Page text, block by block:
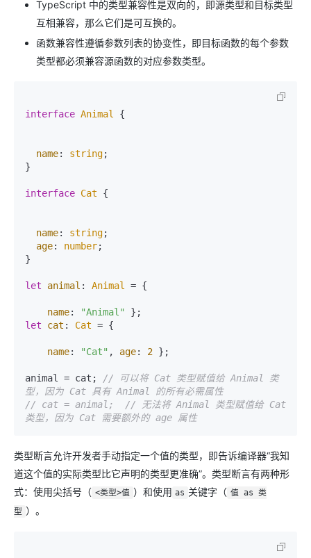
TypeScript 中的类型兼容性是双向的，即源类型和目标类型
互相兼容，那么它们是可互换的。
函数兼容性遵循参数列表的协变性，即目标函数的每个参数
类型都必须兼容源函数的对应参数类型。
interface Animal {
name: string;
}
interface Cat {
name: string;
age: number;
}
let animal : Animal = {
name: "Animal"
let
cat : Cat = {
name: "Cat" , age: 2 };
animal = cat;
// 可以将 Cat 类型赋值给 Animal 类
型，因为 Cat 具有 Animal 的所有必需属性
// cat = animal;  // 无法将 Animal 类型赋值给 Cat
类型，因为 Cat 需要额外的 age 属性
类型断言允许开发者手动指定一个值的类型，即告诉编译器“我知
道这个值的实际类型比它声明的类型更准确”。类型断言有两种形
式：使用尖括号（ <类型>值 ）和使用 as 关键字（ 值 as 类
型 ）。